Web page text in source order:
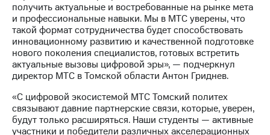
кабинет
акционера
Акционерный
капитал
Контроль
и
аудит
Рынок
акций
Описание
получить актуальные и востребованные на рынке мета
и профессиональные навыки. Мы в МТС уверены, что
такой формат сотрудничества будет способствовать
инновационному развитию и качественной подготовке
нового поколения специалистов, готовых встретить
актуальные вызовы цифровой эры», — подчеркнул
директор МТС в Томской области Антон Гриднев.
«С цифровой экосистемой МТС Томский политех
связывают давние партнерские связи, которые, уверен,
будут только расширяться. Наши студенты — активные
участники и победители различных акселерационных